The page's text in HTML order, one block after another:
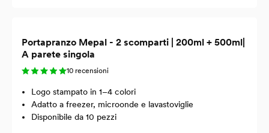
Portapranzo Mepal - 2 scomparti | 200ml + 500ml|
A parete singola
10 recensioni
Logo stampato in 1–4 colori
Adatto a freezer, microonde e lavastoviglie
Disponibile da 10 pezzi